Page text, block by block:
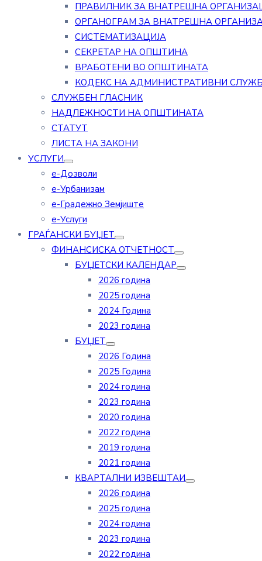
ПРАВИЛНИК ЗА ВНАТРЕШНА
ОРГАНОГРАМ ЗА ВНАТРЕШНА
СИСТЕМАТИЗАЦИЈА
СЕКРЕТАР НА ОПШТИНА
ВРАБОТЕНИ ВО ОПШТИНАТА
КОДЕКС НА АДМИНИСТРАТИВНИ
СЛУЖБЕН ГЛАСНИК
НАДЛЕЖНОСТИ НА ОПШТИНАТА
СТАТУТ
ЛИСТА НА ЗАКОНИ
УСЛУГИ
е-Дозволи
е-Урбанизам
е-Градежно Земјиште
е-Услуги
ГРАЃАНСКИ БУЏЕТ
ФИНАНСИСКА ОТЧЕТНОСТ
БУЏЕТСКИ КАЛЕНДАР
2026 година
2025 година
2024 Година
2023 година
БУЏЕТ
2026 Година
2025 Година
2024 година
2023 година
2020 година
2022 година
2019 година
2021 година
КВАРТАЛНИ ИЗВЕШТАИ
2026 година
2025 година
2024 година
2023 година
2022 година